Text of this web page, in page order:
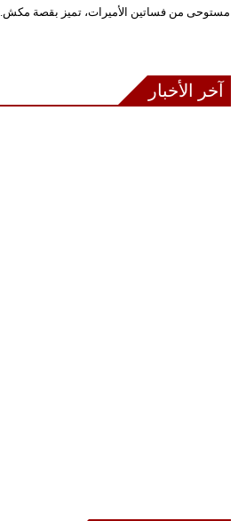
مستوحى من فساتين الأميرات، تميز بقصة مكش...
آخر الأخبار